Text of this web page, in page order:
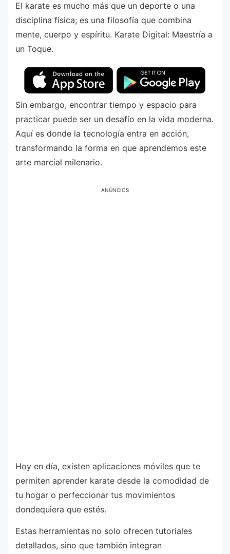
El karate es mucho más que un deporte o una
disciplina física; es una filosofía que combina
mente, cuerpo y espíritu. Karate Digital: Maestría a
un Toque.
Sin embargo, encontrar tiempo y espacio para
practicar puede ser un desafío en la vida moderna.
Aquí es donde la tecnología entra en acción,
transformando la forma en que aprendemos este
arte marcial milenario.
ANÚNCIOS
Hoy en día, existen aplicaciones móviles que te
permiten aprender karate desde la comodidad de
tu hogar o perfeccionar tus movimientos
dondequiera que estés.
Estas herramientas no solo ofrecen tutoriales
detallados, sino que también integran